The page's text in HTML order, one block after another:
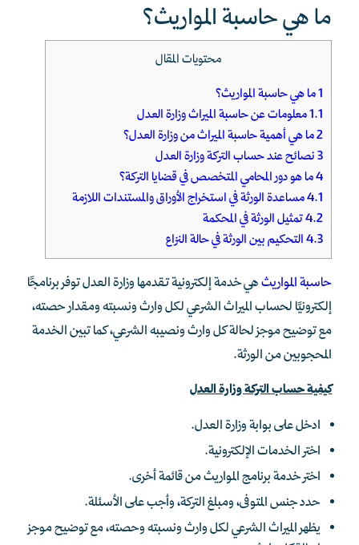
ما هي حاسبة المواريث؟
محتويات المقال
1ما هي حاسبة المواريث؟
1.1معلومات عن حاسبة الميراث وزارة العدل
2ما هي أهمية حاسبة الميراث من وزارة العدل؟
3نصائح عند حساب التركة وزارة العدل
4ما هو دور المحامي المتخصص في قضايا التركة؟
4.1مساعدة الورثة في استخراج الأوراق والمستندات اللازمة
4.2تمثيل الورثة في المحكمة
4.3التحكيم بين الورثة في حالة النزاع
حاسبة المواريثهي خدمة إلكترونية تقدمها وزارة العدل توفر برنامجًا
إلكترونيًا لحساب الميراث الشرعي لكل وارث ونسبته ومقدار حصته،
مع توضيح موجز لحالة كل وارث ونصيبه الشرعي، كما تبين الخدمة
المحجوبين من الورثة.
كيفية حساب التركة وزارة العدل
ادخل على بوابة وزارة العدل.
اختر الخدمات الإلكترونية.
اختر خدمة برنامج المواريث من قائمة أخرى.
حدد جنس المتوفى، ومبلغ التركة، وأجب على الأسئلة.
يظهر الميراث الشرعي لكل وارث ونسبته وحصته، مع توضيح موجز